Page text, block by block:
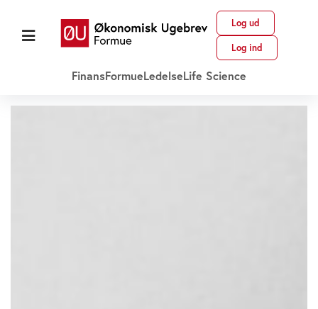
Log ud
Log ind
FinansFormueLedelseLife Science